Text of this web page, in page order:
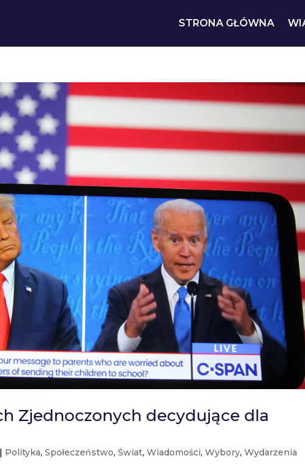
STRONA GŁÓWNA
Zjednoczonych decydujące dla
| Polityka,Społeczeństwo,Świat,Wiadomości,Wybory,Wydarzenia